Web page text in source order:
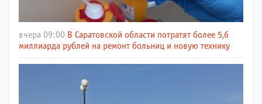
вчера 09:00 В Саратовской области потратят более 5,6
миллиарда рублей на ремонт больниц и новую технику